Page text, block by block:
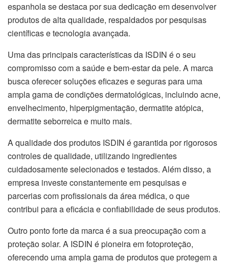
espanhola se destaca por sua dedicação em desenvolver
produtos de alta qualidade, respaldados por pesquisas
científicas e tecnologia avançada.
Uma das principais características da ISDIN é o seu
compromisso com a saúde e bem-estar da pele. A marca
busca oferecer soluções eficazes e seguras para uma
ampla gama de condições dermatológicas, incluindo acne,
envelhecimento, hiperpigmentação, dermatite atópica,
dermatite seborreica e muito mais.
A qualidade dos produtos ISDIN é garantida por rigorosos
controles de qualidade, utilizando ingredientes
cuidadosamente selecionados e testados. Além disso, a
empresa investe constantemente em pesquisas e
parcerias com profissionais da área médica, o que
contribui para a eficácia e confiabilidade de seus produtos.
Outro ponto forte da marca é a sua preocupação com a
proteção solar. A ISDIN é pioneira em fotoproteção,
oferecendo uma ampla gama de produtos que protegem a